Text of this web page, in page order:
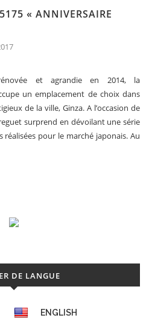
« ANNIVERSAIRE
et agrandie en 2014, la
un emplacement de choix dans
de la ville, Ginza. A l’occasion de
surprend en dévoilant une série
réalisées pour le marché japonais. Au
DE LANGUE
ENGLISH